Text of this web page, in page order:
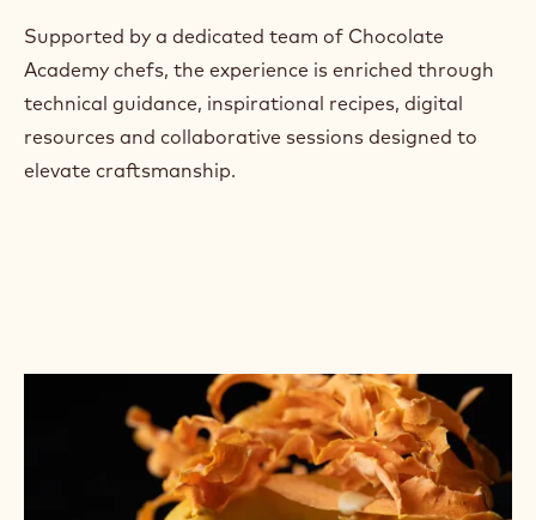
Supported by a dedicated team of Chocolate
Academy chefs, the experience is enriched through
technical guidance, inspirational recipes, digital
resources and collaborative sessions designed to
elevate craftsmanship.